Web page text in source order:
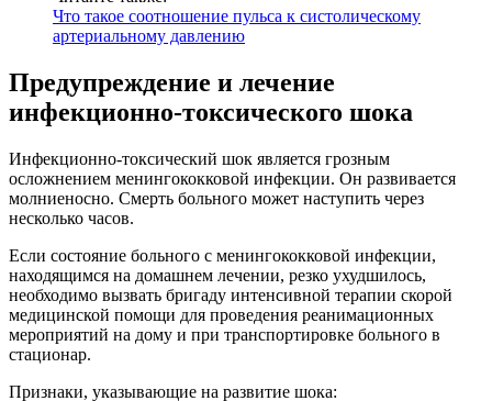
Что такое соотношение пульса к систолическому
артериальному давлению
Предупреждение и лечение
инфекционно-токсического шока
Инфекционно-токсический шок является грозным
осложнением менингококковой инфекции. Он развивается
молниеносно. Смерть больного может наступить через
несколько часов.
Если состояние больного с менингококковой инфекции,
находящимся на домашнем лечении, резко ухудшилось,
необходимо вызвать бригаду интенсивной терапии скорой
медицинской помощи для проведения реанимационных
мероприятий на дому и при транспортировке больного в
стационар.
Признаки, указывающие на развитие шока: